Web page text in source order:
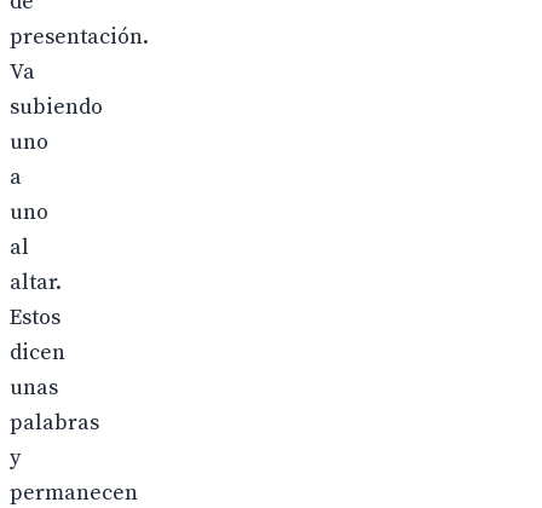
presentación.
Va
subiendo
uno
a
uno
al
altar.
Estos
dicen
unas
palabras
y
permanecen